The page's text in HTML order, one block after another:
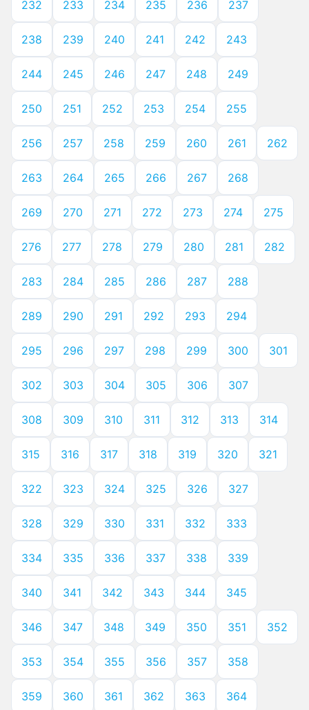
232 233 234 235 236 237
238 239 240 241 242 243
244 245 246 247 248 249
250 251 252 253 254 255
256 257 258 259 260 261 262
263 264 265 266 267 268
269 270 271 272 273 274 275
276 277 278 279 280 281 282
283 284 285 286 287 288
289 290 291 292 293 294
295 296 297 298 299 300 301
302 303 304 305 306 307
308 309 310 311 312 313 314
315 316 317 318 319 320 321
322 323 324 325 326 327
328 329 330 331 332 333
334 335 336 337 338 339
340 341 342 343 344 345
346 347 348 349 350 351 352
353 354 355 356 357 358
359 360 361 362 363 364